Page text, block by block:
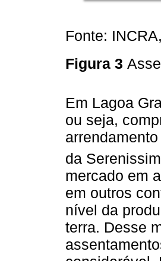
Fonte:
Figura 3
Em Lagoa
ou seja,
da
mercado em
em outros
nível da
terra. Desse